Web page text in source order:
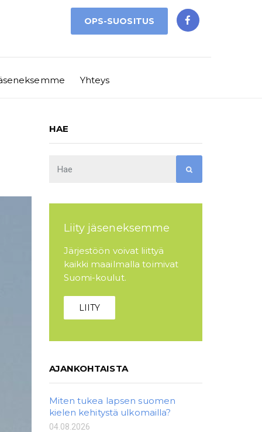
OPS-SUOSITUS
Yhteys
HAE
Liity jäseneksemme
Järjestöön voivat liittyä
kaikki maailmalla toimivat
Suomi-koulut.
LIITY
AJANKOHTAISTA
Miten tukea lapsen suomen
kielen kehitystä ulkomailla?
04.08.2026